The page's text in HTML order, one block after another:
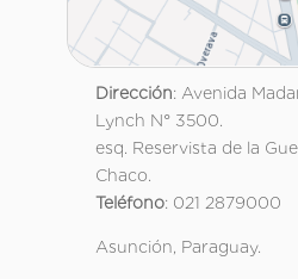
Dirección: Avenida
Lynch N° 3500.
esq. Reservista de la
Chaco.
Teléfono: 021 2879000
Asunción, Paraguay.